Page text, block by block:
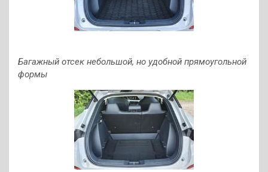
Багажный отсек небольшой, но удобной прямоугольной
формы